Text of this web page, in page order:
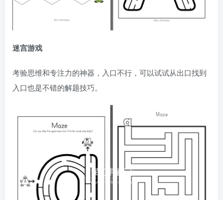
迷宫游戏
考验思维和专注力的神器，入口不行，可以试试从出口找到
入口也是不错的解题技巧。